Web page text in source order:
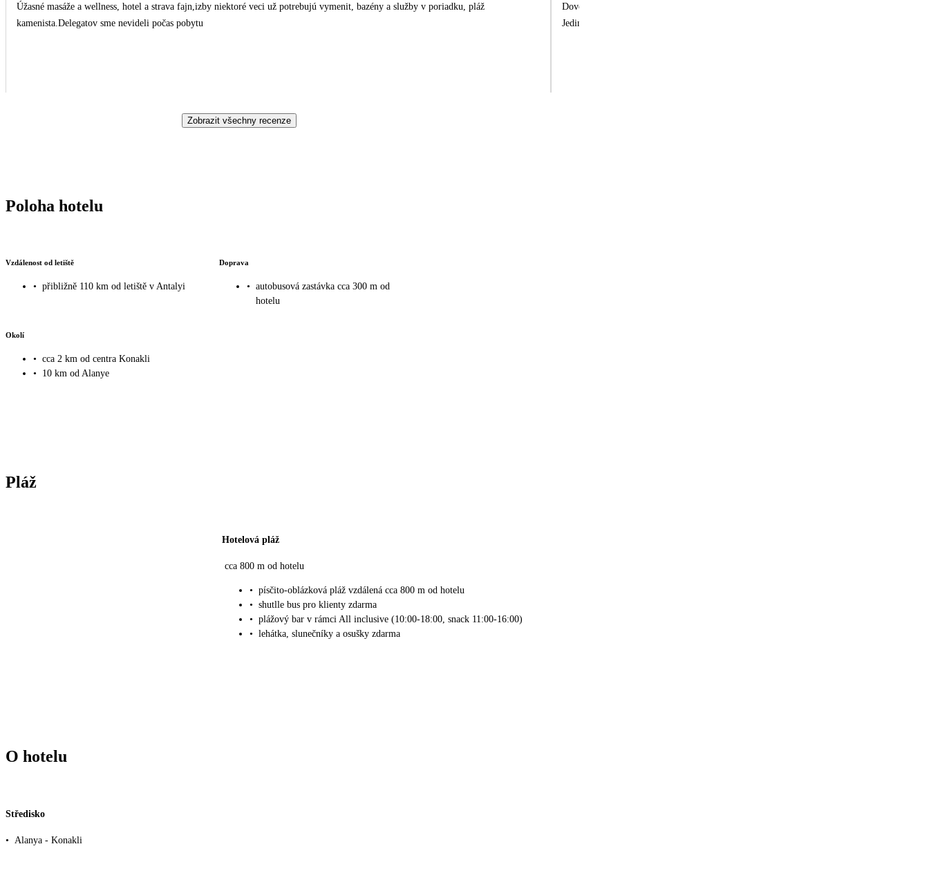
Úžasné masáže a wellness, hotel a strava fajn,izby niektoré veci už potrebujú vymenit, bazény a služby v poriadku, pláž
kamenista.Delegatov sme nevideli počas pobytu
Dovolená byla skvělá,moc se nám to líbilo. Taky byly sme moc spokojení z spa centrem v
Jedině co zklamalo,kamenitá pláž(
Zobrazit všechny recenze
Poloha hotelu
Vzdálenost od letiště
• přibližně 110 km od letiště v Antalyi
Doprava
• autobusová zastávka cca 300 m od
hotelu
Okolí
• cca 2 km od centra Konakli
•
10 km od Alanye
Pláž
Hotelová pláž
cca 800 m od hotelu
• písčito-oblázková pláž vzdálená cca 800 m od hotelu
• shutlle bus pro klienty zdarma
• plážový bar v rámci All inclusive (10:00-18:00, snack 11:00-16:00)
• lehátka, slunečníky a osušky zdarma
O hotelu
Středisko
• Alanya - Konakli